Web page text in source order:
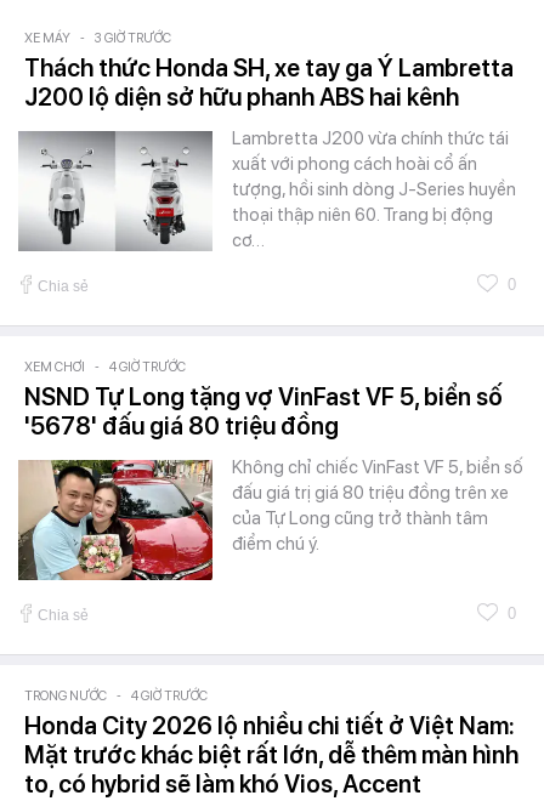
XE MÁY - 3 GIỜ TRƯỚC
Thách thức Honda SH, xe tay ga Ý Lambretta
J200 lộ diện sở hữu phanh ABS hai kênh
Lambretta J200 vừa chính thức tái
xuất với phong cách hoài cổ ấn
tượng, hồi sinh dòng J-Series huyền
thoại thập niên 60. Trang bị động
cơ…
Chia sẻ 0
XEM CHƠI - 4 GIỜ TRƯỚC
NSND Tự Long tặng vợ VinFast VF 5, biển số
'5678' đấu giá 80 triệu đồng
Không chỉ chiếc VinFast VF 5, biển số
đấu giá trị giá 80 triệu đồng trên xe
của Tự Long cũng trở thành tâm
điểm chú ý.
Chia sẻ 0
TRONG NƯỚC - 4 GIỜ TRƯỚC
Honda City 2026 lộ nhiều chi tiết ở Việt Nam:
Mặt trước khác biệt rất lớn, dễ thêm màn hình
to, có hybrid sẽ làm khó Vios, Accent